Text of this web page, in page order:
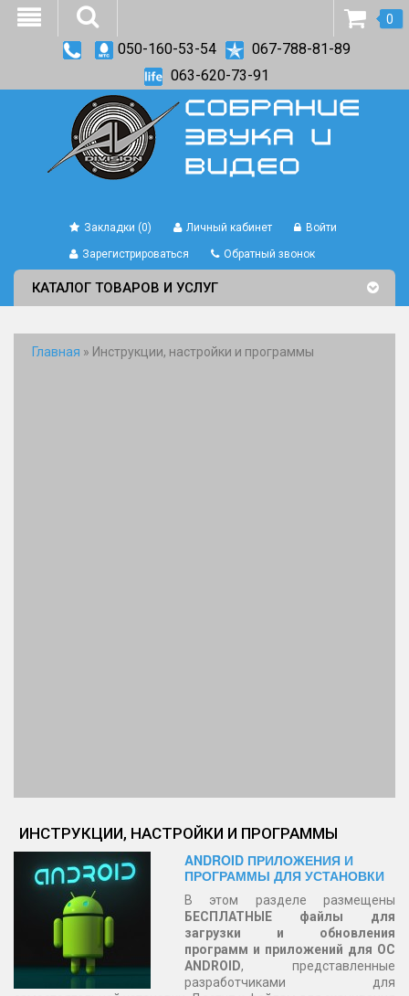
050-160-53-54
067-788-81-89
063-620-73-91
Закладки (0) Личный кабинет Войти
Зарегистрироваться Обратный звонок
0
КАТАЛОГ ТОВАРОВ И УСЛУГ
Главная » Инструкции, настройки и программы
ИНСТРУКЦИИ, НАСТРОЙКИ И ПРОГРАММЫ
ANDROID ПРИЛОЖЕНИЯ И
ПРОГРАММЫ ДЛЯ УСТАНОВКИ
В этом разделе размещены
БЕСПЛАТНЫЕ файлы для
загрузки и обновления
программ и приложений для ОС
ANDROID, представленные
разработчиками для